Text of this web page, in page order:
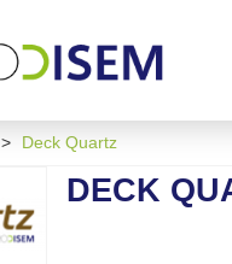
> Deck Quartz
DECK